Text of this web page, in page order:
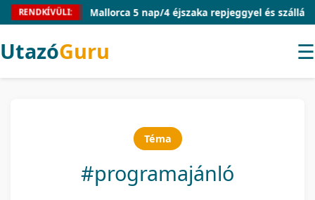
RENDKÍVÜLI:Mallorca 5 nap/4 éjszaka repjeggyel és szállással
UtazóGuru ☰
Téma
#programajánló